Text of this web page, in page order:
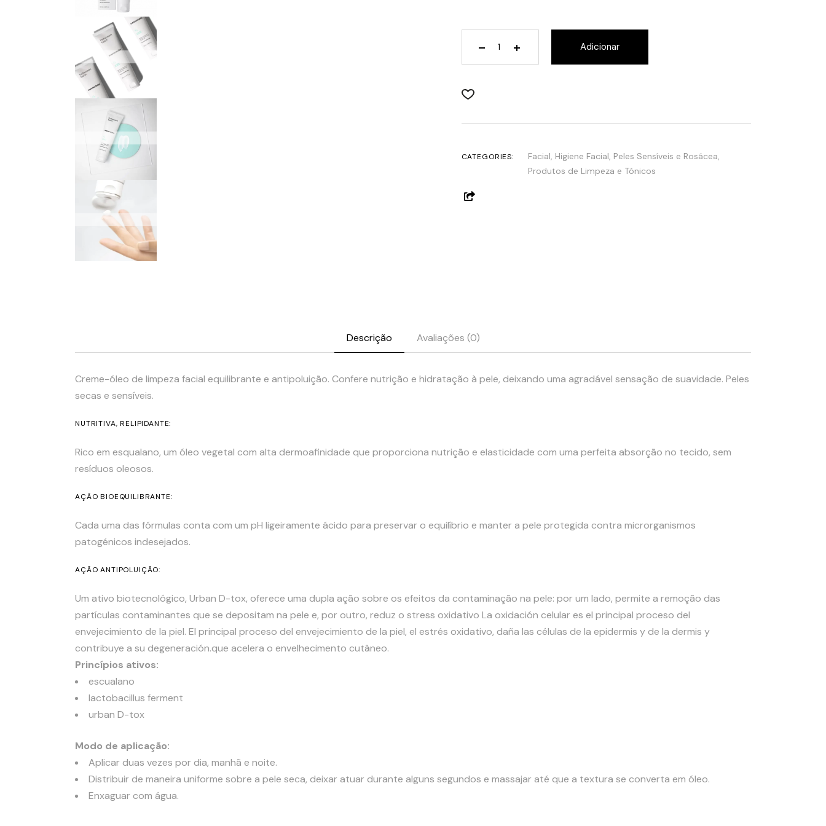
Adicionar
CATEGORIES: Facial, Higiene Facial, Peles Sensíveis e Rosácea,
Produtos de Limpeza e Tónicos
Descrição Avaliações (0)
Creme-óleo de limpeza facial equilibrante e antipoluição. Confere nutrição e hidratação à pele, deixando uma agradável sensação de suavidade. Peles
secas e sensíveis.
NUTRITIVA, RELIPIDANTE:
Rico em esqualano, um óleo vegetal com alta dermoafinidade que proporciona nutrição e elasticidade com uma perfeita absorção no tecido, sem
resíduos oleosos.
AÇÃO BIOEQUILIBRANTE:
Cada uma das fórmulas conta com um pH ligeiramente ácido para preservar o equilíbrio e manter a pele protegida contra microrganismos
patogénicos indesejados.
AÇÃO ANTIPOLUIÇÃO:
Um ativo biotecnológico, Urban D-tox, oferece uma dupla ação sobre os efeitos da contaminação na pele: por um lado, permite a remoção das
partículas contaminantes que se depositam na pele e, por outro, reduz o stress oxidativo La oxidación celular es el principal proceso del
envejecimiento de la piel. El principal proceso del envejecimiento de la piel, el estrés oxidativo, daña las células de la epidermis y de la dermis y
contribuye a su degeneración.que acelera o envelhecimento cutâneo.
Princípios ativos:
escualano
lactobacillus ferment
urban D-tox
Modo de aplicação:
Aplicar duas vezes por dia, manhã e noite.
Distribuir de maneira uniforme sobre a pele seca, deixar atuar durante alguns segundos e massajar até que a textura se converta em óleo.
Enxaguar com água.